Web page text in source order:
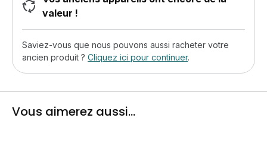
valeur !
Saviez-vous que nous pouvons aussi racheter votre
ancien produit ? Cliquez ici pour continuer.
Vous aimerez aussi...